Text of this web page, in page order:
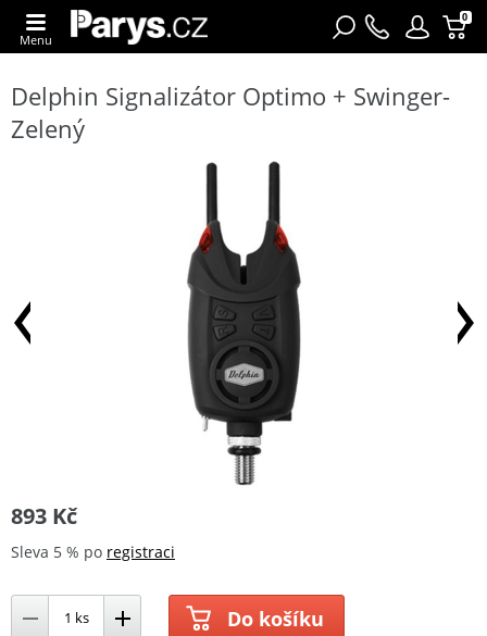
0
Menu
Delphin Signalizátor Optimo + Swinger-
Zelený
893 Kč
Sleva 5 % po registraci
Do košíku